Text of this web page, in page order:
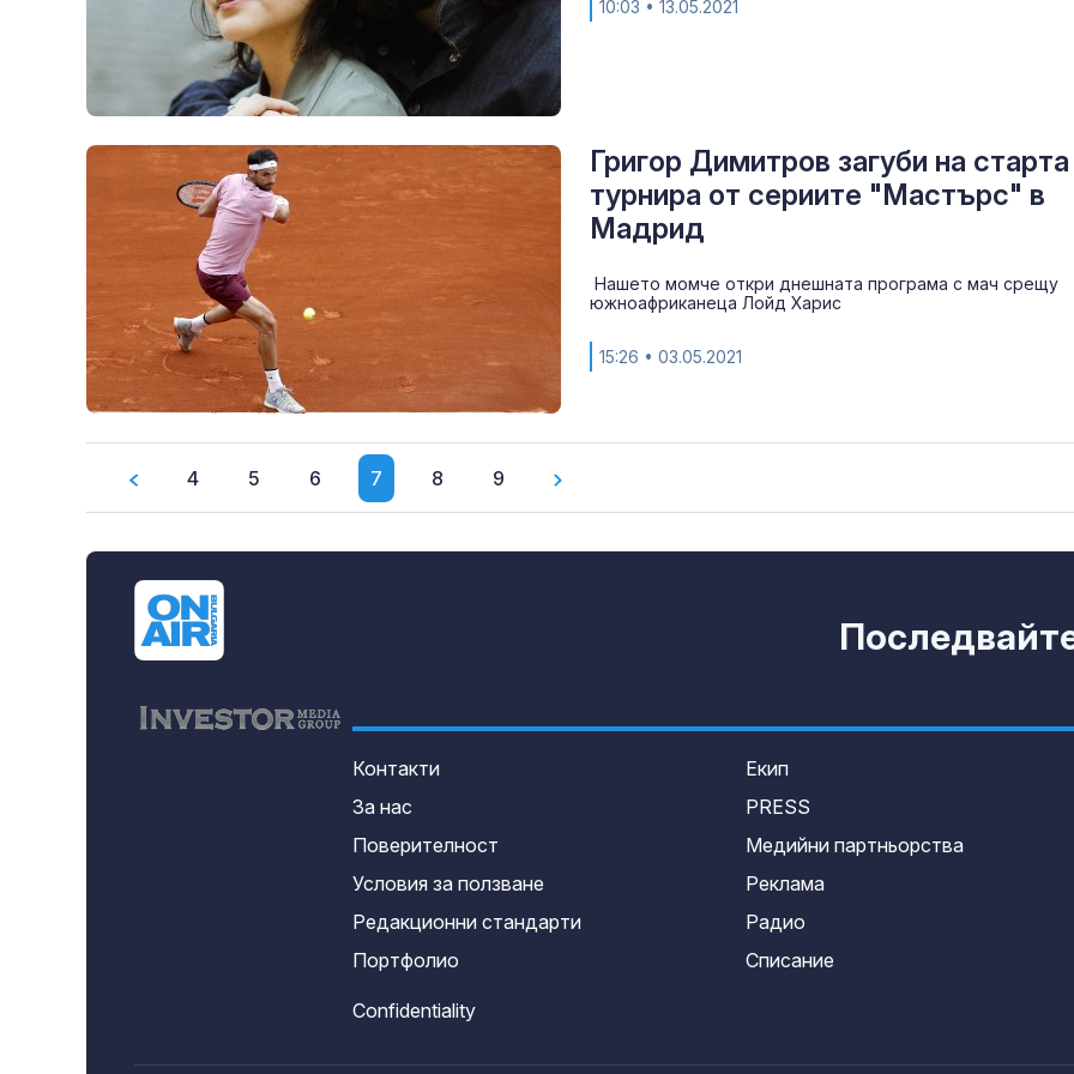
10:03 • 13.05.2021
Григор Димитров загуби на
турнира от сериите "Мастърс" в
Мадрид
Нашето момче откри днешната програма с мач срещу
южноафриканеца Лойд Харис
15:26 • 03.05.2021
4 5 6 7 8 9
Контакти
За нас
Поверителност
Условия за ползване
Редакционни стандарти
Портфолио
Екип
PRESS
Медийни партньорства
Реклама
Радио
Списание
Confidentiality